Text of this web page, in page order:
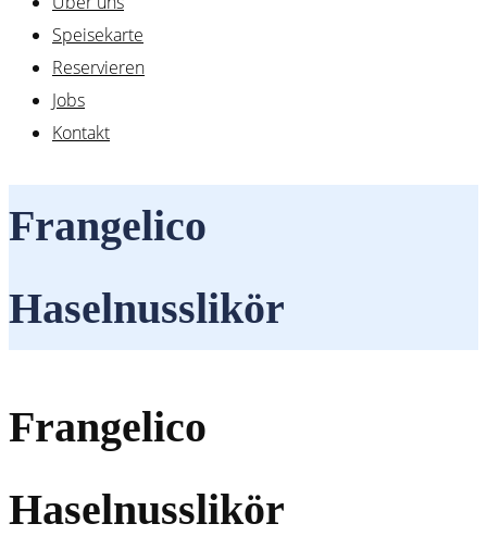
Speisekarte
Reservieren
Jobs
Kontakt
Frangelico
Haselnusslikör
Frangelico
Haselnusslikör